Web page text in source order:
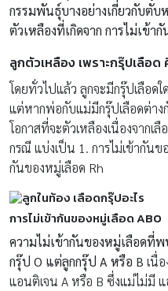
กรรมพันธุ์บางอย่างเกี่ยวกับตับ
ตัวเหลืองที่เกิดจาก การไม่เข้า
ลูกตัวเหลือง เพราะกรุ๊ปเลือด
โดยทั่วไปแล้ว ลูกจะมีกรุ๊ปเลือ
แต่หากพ่อกับแม่มีกรุ๊ปเลือดต่าง
โอกาสที่จะตัวเหลืองเนื่องจากเ
กรณี แบ่งเป็น 1. การไม่เข้ากันข
กันของหมู่เลือด Rh
การไม่เข้ากันของหมู่เลือดABO
ความไม่เข้ากันของหมู่เลือดที่
กรุ๊ป O แต่ลูกกรุ๊ป A หรือ B เนื่
แอนติเจน A หรือ B ซึ่งแม่ไม่มี